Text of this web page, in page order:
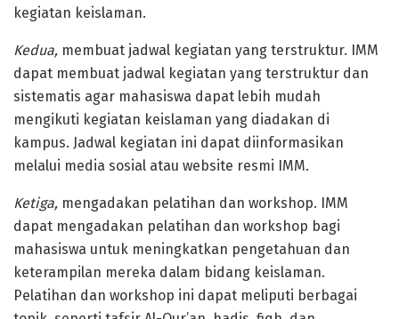
kegiatan keislaman.
Kedua, membuat jadwal kegiatan yang terstruktur. IMM
dapat membuat jadwal kegiatan yang terstruktur dan
sistematis agar mahasiswa dapat lebih mudah
mengikuti kegiatan keislaman yang diadakan di
kampus. Jadwal kegiatan ini dapat diinformasikan
melalui media sosial atau website resmi IMM.
Ketiga, mengadakan pelatihan dan workshop. IMM
dapat mengadakan pelatihan dan workshop bagi
mahasiswa untuk meningkatkan pengetahuan dan
keterampilan mereka dalam bidang keislaman.
Pelatihan dan workshop ini dapat meliputi berbagai